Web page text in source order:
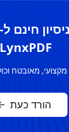
LynxPDF
הורד כעת